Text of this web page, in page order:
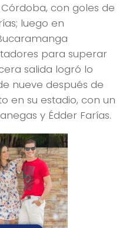
con goles de
luego en
para superar
salida logró lo
nueve después de
en su estadio, con un
y Édder Farías.